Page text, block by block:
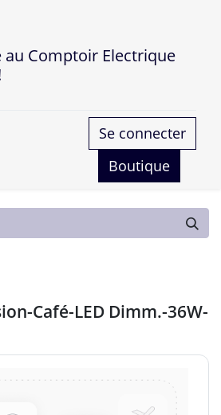
Comptoir Electrique
Se connecter
Boutique
Café-LED Dimm.-36W-